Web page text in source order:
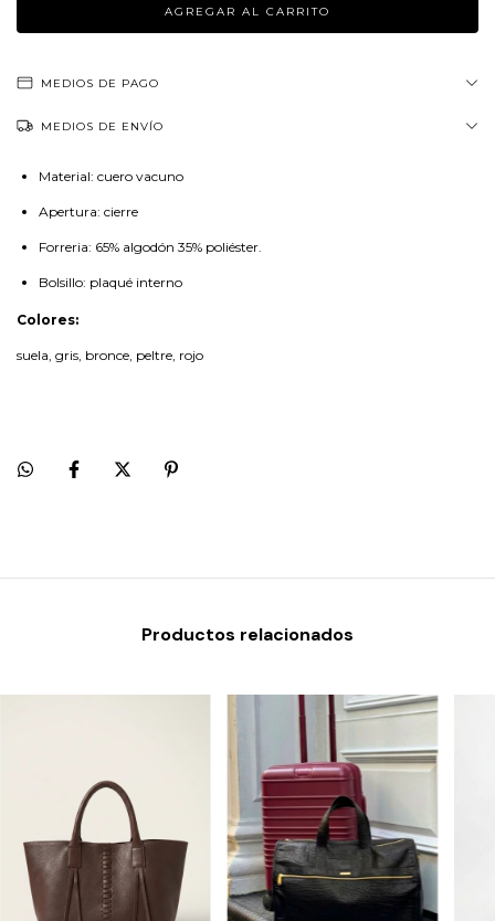
MEDIOS DE PAGO
MEDIOS DE ENVÍO
Material: cuero vacuno
Apertura: cierre
Forreria: 65% algodón 35% poliéster.
Bolsillo: plaqué interno
Colores:
suela, gris, bronce, peltre, rojo
Productos relacionados